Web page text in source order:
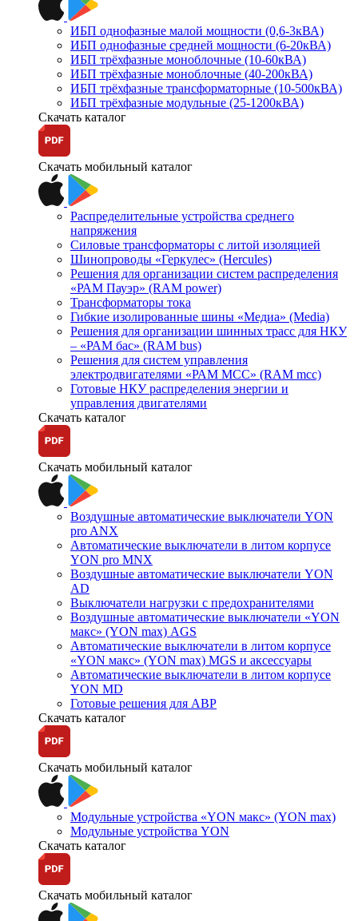
ИБП однофазные малой мощности (0,6-3кВА)
ИБП однофазные средней мощности (6-20кВА)
ИБП трёхфазные моноблочные (10-60кВА)
ИБП трёхфазные моноблочные (40-200кВА)
ИБП трёхфазные трансформаторные (10-500кВА)
ИБП трёхфазные модульные (25-1200кВА)
Скачать каталог
Скачать мобильный каталог
Распределительные устройства среднего
напряжения
Силовые трансформаторы с литой изоляцией
Шинопроводы «Геркулес» (Hercules)
Решения для организации систем распределения
«РАМ Пауэр» (RAM power)
Трансформаторы тока
Гибкие изолированные шины «Медиа» (Media)
Решения для организации шинных трасс для НКУ
– «РАМ бас» (RAM bus)
Решения для систем управления
электродвигателями «РАМ МСС» (RAM mcc)
Готовые НКУ распределения энергии и
управления двигателями
Скачать каталог
Скачать мобильный каталог
Воздушные автоматические выключатели YON
pro ANX
Автоматические выключатели в литом корпусе
YON pro MNX
Воздушные автоматические выключатели YON
AD
Выключатели нагрузки с предохранителями
Воздушные автоматические выключатели «YON
макс» (YON max) AGS
Автоматические выключатели в литом корпусе
«YON макс» (YON max) MGS и аксессуары
Автоматические выключатели в литом корпусе
YON MD
Готовые решения для АВР
Скачать каталог
Скачать мобильный каталог
Модульные устройства «YON макс» (YON max)
Модульные устройства YON
Скачать каталог
Скачать мобильный каталог